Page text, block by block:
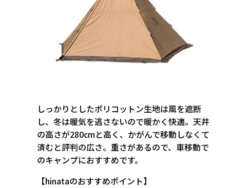
しっかりとしたポリコットン生地は風を遮断
し、冬は暖気を逃さないので暖かく快適。 天井
の高さが280cmと高く、かがんで移動しなくて
済むと評判の広さ。重さがあるので、車移動で
のキャンプにおすすめです。
【hinataのおすすめポイント】